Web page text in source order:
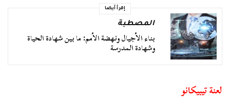
إقرأ أيضا
المصطبة
بناء الأجيال ونهضة الأمم: ما بين شهادة الحياة
وشهادة المدرسة
لعنة تيبيكانو